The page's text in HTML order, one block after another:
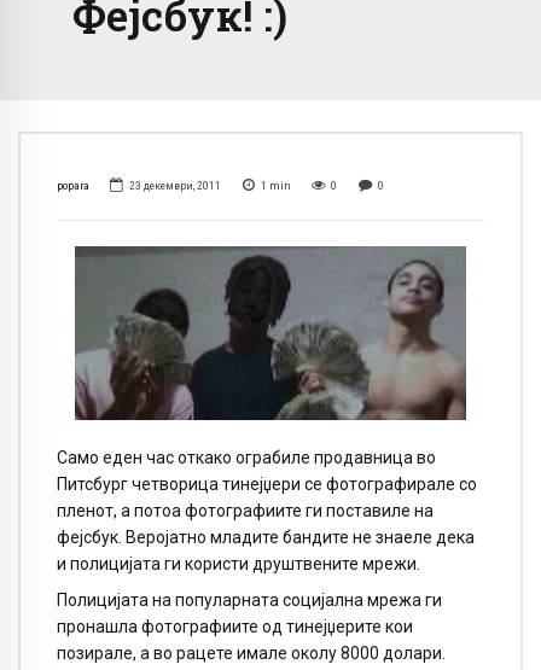
Фејсбук! :)
popara 23 декември, 2011 1 min 0 0
Само еден час откако ограбиле продавница во
Питсбург четворица тинејџери се фотографирале со
пленот, а потоа фотографиите ги поставиле на
фејсбук. Веројатно младите бандите не знаеле дека
и полицијата ги користи друштвените мрежи.
Полицијата на популарната социјална мрежа ги
пронашла фотографиите од тинејџерите кои
позирале, а во рацете имале околу 8000 долари.